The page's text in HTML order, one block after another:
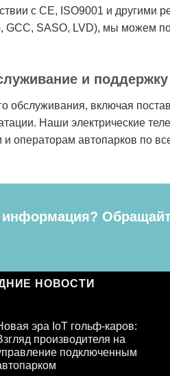
с CE, ISO9001 и другими
GCC, SASO, LVD), мы можем
и
включая
Наши электрические
операторам автопарков по
информация?
НОВОСТИ
эра IoT гольф-каров:
производителя на
подключенным